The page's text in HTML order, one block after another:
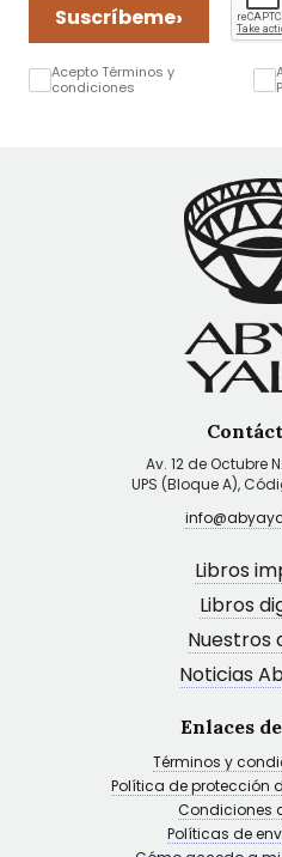
Suscríbeme›
Acepto Términos y
condiciones
Av. 12 de Octubre
UPS (Bloque A),
Libros
Libros
Nuestros
Noticias
Enlaces
Términos y
Política de protección
Condiciones
Políticas de